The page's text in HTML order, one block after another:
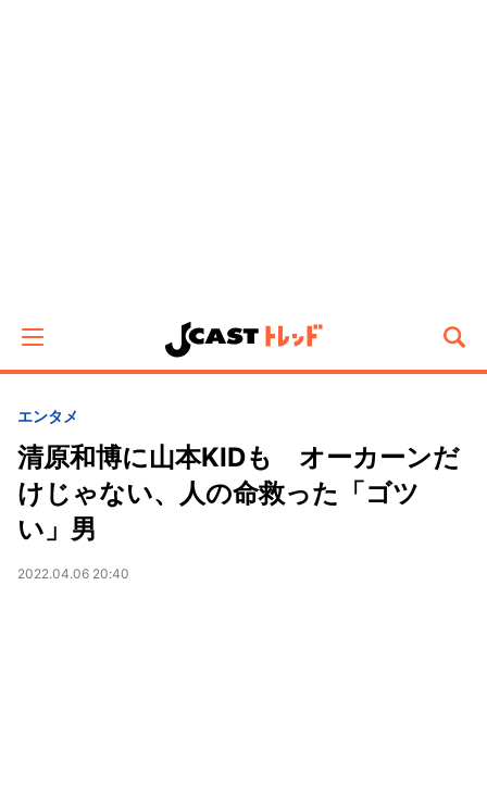
エンタメ
清原和博に山本KIDも オーカーンだ
けじゃない、人の命救った「ゴツ
い」男
2022.04.06 20:40